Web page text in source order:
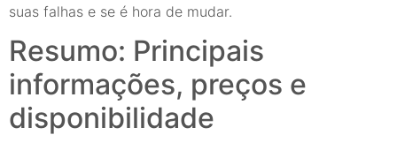
suas falhas e se é hora de mudar.
Resumo: Principais
informações, preços e
disponibilidade